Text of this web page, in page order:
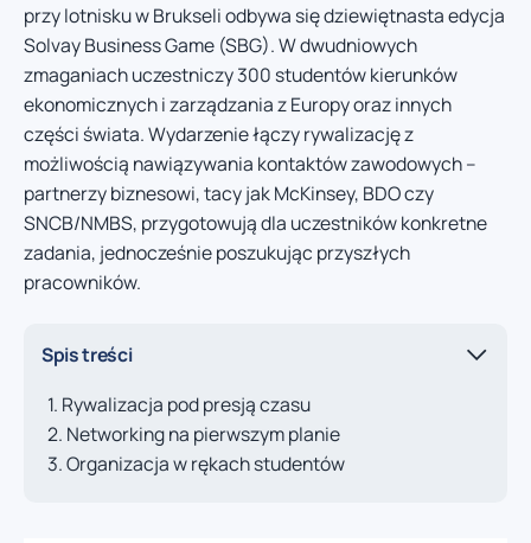
przy lotnisku w Brukseli odbywa się dziewiętnasta edycja
Solvay Business Game (SBG). W dwudniowych
zmaganiach uczestniczy 300 studentów kierunków
ekonomicznych i zarządzania z Europy oraz innych
części świata. Wydarzenie łączy rywalizację z
możliwością nawiązywania kontaktów zawodowych –
partnerzy biznesowi, tacy jak McKinsey, BDO czy
SNCB/NMBS, przygotowują dla uczestników konkretne
zadania, jednocześnie poszukując przyszłych
pracowników.
Spis treści
Rywalizacja pod presją czasu
Networking na pierwszym planie
Organizacja w rękach studentów